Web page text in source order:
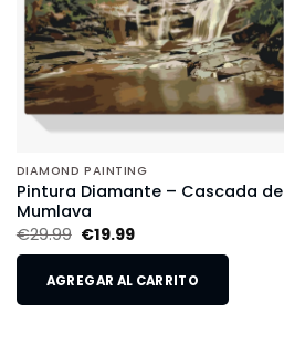
DIAMOND PAINTING
Pintura Diamante – Cascada de
Mumlava
€29.99 €19.99
AGREGAR AL CARRITO